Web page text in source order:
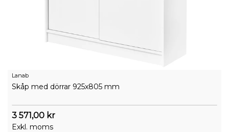
Lanab
Skåp med dörrar 925x805 mm
3 571,00 kr
Exkl. moms